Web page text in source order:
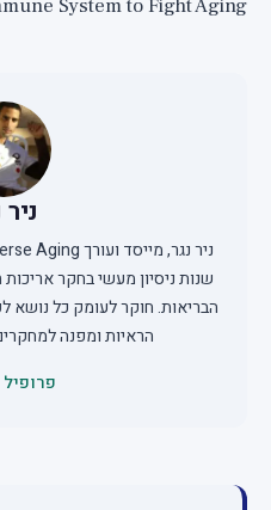
System to Fight Aging
שנות ניסיון מעשי בחקר
הבריאות. חוקר לעומק כל נושא
הראיות ומפנה